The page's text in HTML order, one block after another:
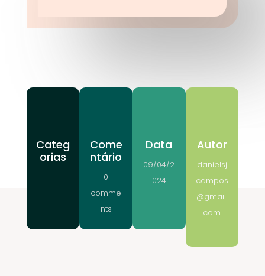
Categ
orias
Come
ntário
0
comme
nts
Data
09/04/2
024
Autor
danielsj
campos
@gmail.
com